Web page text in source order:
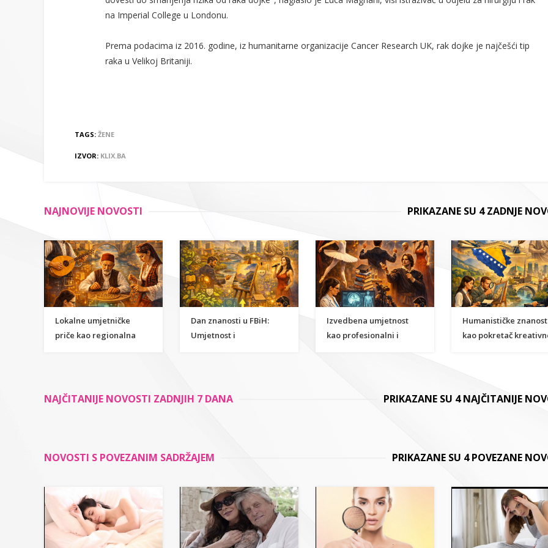
na Imperial College u Londonu.
Prema podacima iz 2016. godine, iz humanitarne organizacije Cancer Research UK, rak dojke je najčešći tip
raka u Velikoj Britaniji.
TAGS: ŽENE
IZVOR: KLIX.BA
NAJNOVIJE NOVOSTI PRIKAZANE SU 4 ZADNJE
Lokalne umjetničke
priče kao regionalna
umjetnosti
Dan znanosti u FBiH:
Umjetnost i
Izvedbena umjetnost
kao profesionalni i
Humanističke
kao pokretač
NAJČITANIJE NOVOSTI ZADNJIH 7 DANA PRIKAZANE SU 4 NAJČITANIJE
NOVOSTI S POVEZANIM SADRŽAJEM PRIKAZANE SU 4 POVEZANE